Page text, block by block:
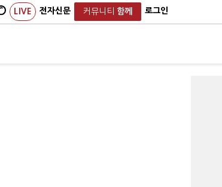
LIVE 전자신문 커뮤니티 함께 로그인